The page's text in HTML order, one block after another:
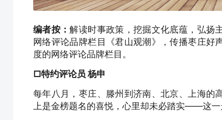
编者按：解读时事政策，挖掘文化底蕴，弘扬
网络评论品牌栏目《君山观潮》，传播枣庄
度的网络评论品牌栏目。
□特约评论员 杨申
每年八月，枣庄、滕州到济南、北京、上海的
上是金榜题名的喜悦，心里却未必踏实——这一